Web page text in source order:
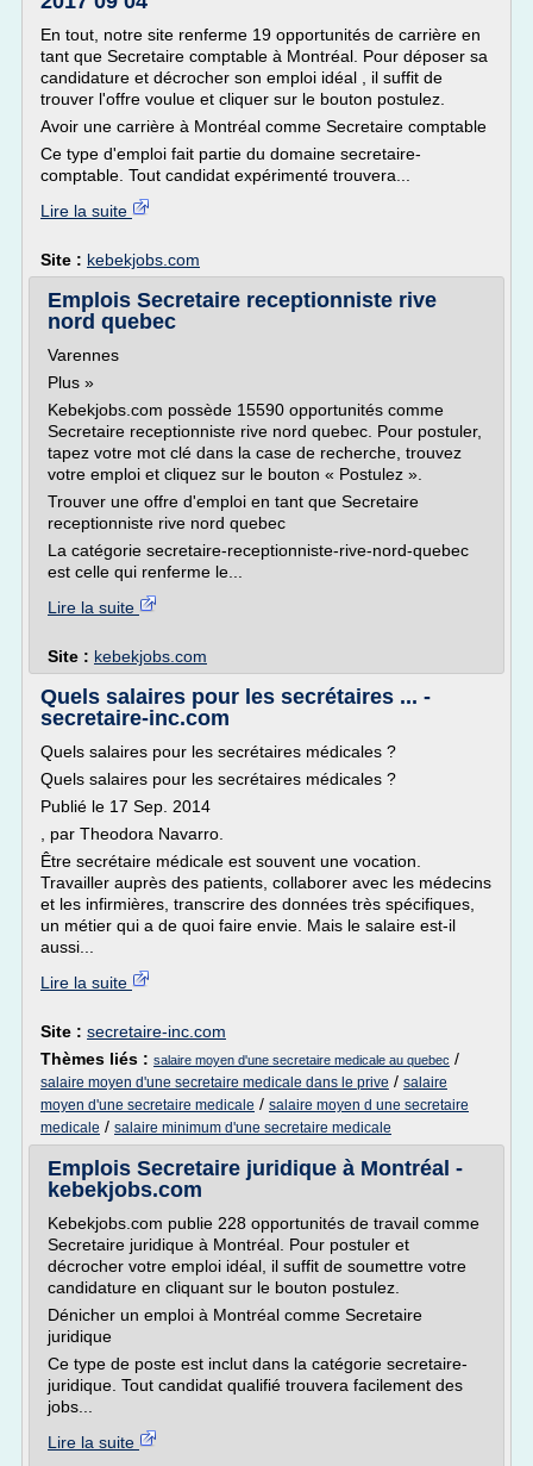
En tout, notre site renferme 19 opportunités de carrière en
tant que Secretaire comptable à Montréal. Pour déposer sa
candidature et décrocher son emploi idéal , il suffit de
trouver l'offre voulue et cliquer sur le bouton postulez.
Avoir une carrière à Montréal comme Secretaire comptable
Ce type d'emploi fait partie du domaine secretaire-
comptable. Tout candidat expérimenté trouvera...
Lire la suite
Site : kebekjobs.com
Emplois Secretaire receptionniste rive
nord quebec
Varennes
Plus »
Kebekjobs.com possède 15590 opportunités comme
Secretaire receptionniste rive nord quebec. Pour postuler,
tapez votre mot clé dans la case de recherche, trouvez
votre emploi et cliquez sur le bouton « Postulez ».
Trouver une offre d'emploi en tant que Secretaire
receptionniste rive nord quebec
La catégorie secretaire-receptionniste-rive-nord-quebec
est celle qui renferme le...
Lire la suite
Site : kebekjobs.com
Quels salaires pour les secrétaires ... -
secretaire-inc.com
Quels salaires pour les secrétaires médicales ?
Quels salaires pour les secrétaires médicales ?
Publié le 17 Sep. 2014
, par Theodora Navarro.
Être secrétaire médicale est souvent une vocation.
Travailler auprès des patients, collaborer avec les médecins
et les infirmières, transcrire des données très spécifiques,
un métier qui a de quoi faire envie. Mais le salaire est-il
aussi...
Lire la suite
Site : secretaire-inc.com
Thèmes liés : salaire moyen d'une secretaire medicale au quebec /
salaire moyen d'une secretaire medicale dans le prive / salaire
moyen d'une secretaire medicale / salaire moyen d une secretaire
medicale / salaire minimum d'une secretaire medicale
Emplois Secretaire juridique à Montréal -
kebekjobs.com
Kebekjobs.com publie 228 opportunités de travail comme
Secretaire juridique à Montréal. Pour postuler et
décrocher votre emploi idéal, il suffit de soumettre votre
candidature en cliquant sur le bouton postulez.
Dénicher un emploi à Montréal comme Secretaire
juridique
Ce type de poste est inclut dans la catégorie secretaire-
juridique. Tout candidat qualifié trouvera facilement des
jobs...
Lire la suite